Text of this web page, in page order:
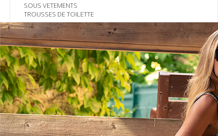
SOUS VETEMENTS
TROUSSES DE TOILETTE